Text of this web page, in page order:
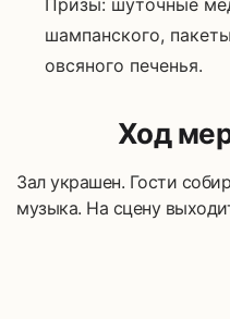
шампанского,
овсяного печенья.
Ход
Зал украшен. Гости
музыка. На сцену